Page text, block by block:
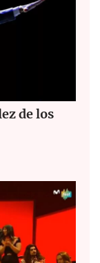
de los